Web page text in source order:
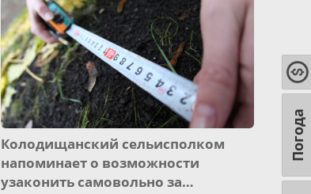
Колодищанский сельисполком
напоминает о возможности
узаконить самовольно за…
Погода